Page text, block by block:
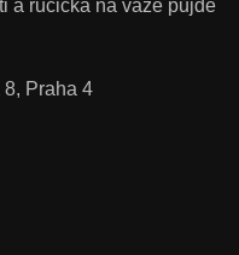
a ručička na váze půjde
Praha 4